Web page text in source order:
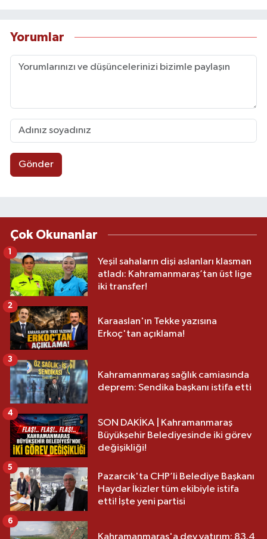
Yorumlar
Gönder
Çok Okunanlar
Yeşil sahaların dişi aslanları klasman
atladı: Kahramanmaraş’tan üst lige
iki transfer!
1
Karaaslan'ın Tekke yazısına
Erkoç'tan açıklama!
2
Kahramanmaraş sağlık camiasında
deprem: Sendika başkanı istifa etti
3
SON DAKİKA | Kahramanmaraş
Büyükşehir Belediyesinde iki görev
değişikliği!
4
Pazarcık'ta CHP’li Belediye Başkanı
Haydar İkizler tüm ekibiyle istifa
etti! İşte yeni partisi
5
Kahramanmaraş'a dev yatırım: 83.4
6